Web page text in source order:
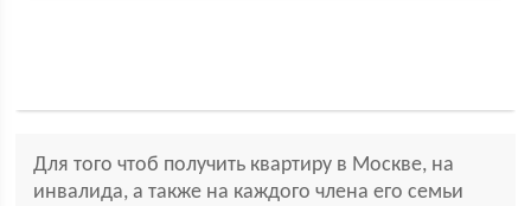
Для того чтоб получить квартиру в Москве, на
инвалида, а также на каждого члена его семьи